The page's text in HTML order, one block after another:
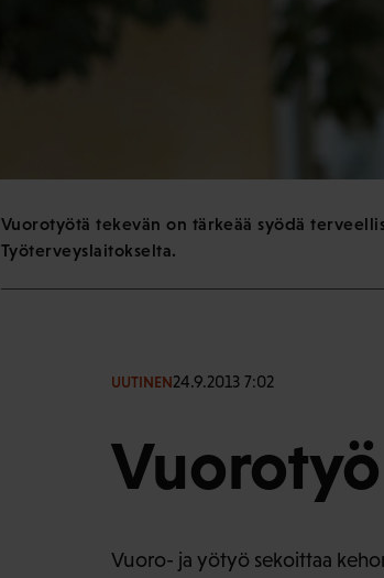
Vuorotyötä tekevän on tärkeää syödä
Työterveyslaitokselta.
UUTINEN24.9.2013 7:02
Vuoro- ja yötyö sekoittaa